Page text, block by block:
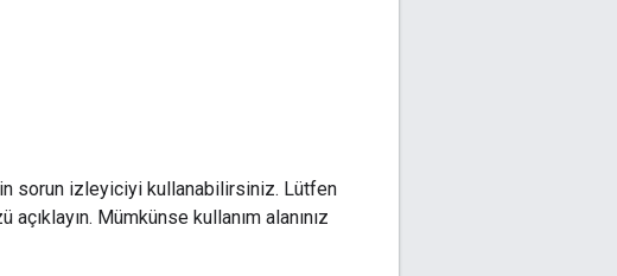
sorun izleyiciyi kullanabilirsiniz. Lütfen
Mümkünse kullanım alanınız